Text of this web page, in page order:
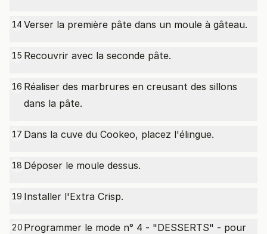
14 Verser la première pâte dans un moule à gâteau.
15 Recouvrir avec la seconde pâte.
16 Réaliser des marbrures en creusant des sillons
dans la pâte.
17 Dans la cuve du Cookeo, placez l'élingue.
18 Déposer le moule dessus.
19 Installer l'Extra Crisp.
20 Programmer le mode n° 4 - "DESSERTS" - pour